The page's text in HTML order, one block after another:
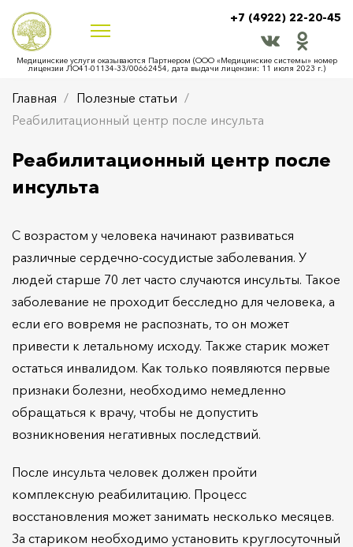
+7 (4922) 22-20-45
Медицинские услуги оказываются Партнером (ООО «Медицинские системы» номер
лицензии ЛО41-01134-33/00662454, дата выдачи лицензии: 11 июля 2023 г.)
Главная
Полезные статьи
Реабилитационный центр после инсульта
Реабилитационный центр после
инсульта
С возрастом у человека начинают развиваться
различные сердечно-сосудистые заболевания. У
людей старше 70 лет часто случаются инсульты. Такое
заболевание не проходит бесследно для человека, а
если его вовремя не распознать, то он может
привести к летальному исходу. Также старик может
остаться инвалидом. Как только появляются первые
признаки болезни, необходимо немедленно
обращаться к врачу, чтобы не допустить
возникновения негативных последствий.
После инсульта человек должен пройти
комплексную реабилитацию. Процесс
восстановления может занимать несколько месяцев.
За стариком необходимо установить круглосуточный